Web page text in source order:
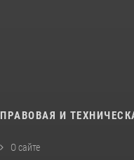
ПРАВОВАЯ И
О сайте